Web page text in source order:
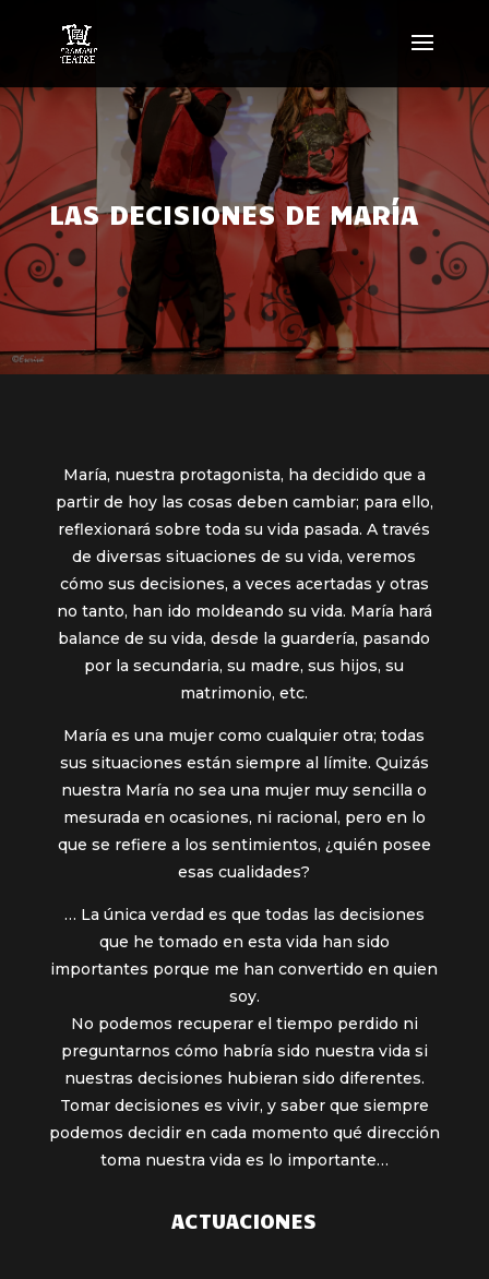
LAS DECISIONES DE MARÍA
María, nuestra protagonista, ha decidido que a
partir de hoy las cosas deben cambiar; para ello,
reflexionará sobre toda su vida pasada. A través
de diversas situaciones de su vida, veremos
cómo sus decisiones, a veces acertadas y otras
no tanto, han ido moldeando su vida. María hará
balance de su vida, desde la guardería, pasando
por la secundaria, su madre, sus hijos, su
matrimonio, etc.
María es una mujer como cualquier otra; todas
sus situaciones están siempre al límite. Quizás
nuestra María no sea una mujer muy sencilla o
mesurada en ocasiones, ni racional, pero en lo
que se refiere a los sentimientos, ¿quién posee
esas cualidades?
… La única verdad es que todas las decisiones
que he tomado en esta vida han sido
importantes porque me han convertido en quien
soy.
No podemos recuperar el tiempo perdido ni
preguntarnos cómo habría sido nuestra vida si
nuestras decisiones hubieran sido diferentes.
Tomar decisiones es vivir, y saber que siempre
podemos decidir en cada momento qué dirección
toma nuestra vida es lo importante…
ACTUACIONES